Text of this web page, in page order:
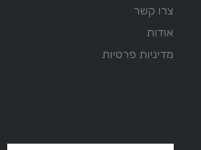
צרו קשר
אודות
מדיניות פרטיות